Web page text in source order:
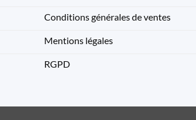
Conditions générales de ventes
Mentions légales
RGPD